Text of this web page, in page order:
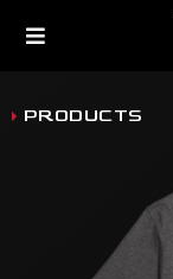
PRODUCTS